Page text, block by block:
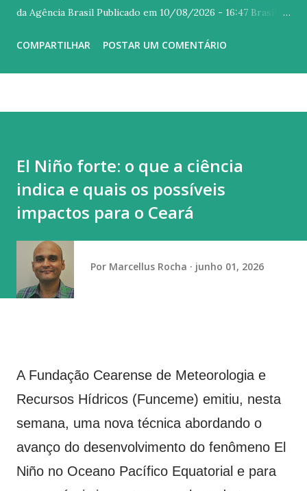
da Agência Brasil Publicado em 10/08/2026 - 16:47 Brasília
Central (BC) do Brasil estuda interligar o Pix com sistemas
interligações bilaterais como a participação em hubs
multilaterais. Essas interligações permitiriam a realização
de remessas internacionais e de transações de compra com
disponibilização dos recursos em moeda local em poucos
segundos”, diz o BC. A agenda de novos produtos e
funcionalidades do Pix foi divulgada, nesta segunda-feira
(10), no Relatório de Gestão do Pix 2023-2025 . O BC
informou ainda ...
COMPARTILHAR POSTAR UM COMENTÁRIO
El Niño forte: o que a ciência
indica e quais os possíveis
impactos para o Ceará
Por Marcellus Rocha junho 01, 2026
A Fundação Cearense de Meteorologia e
Recursos Hídricos (Funceme) emitiu, nesta
semana, uma nova técnica abordando o
avanço do desenvolvimento do fenômeno El
Niño no Oceano Pacífico Equatorial e para